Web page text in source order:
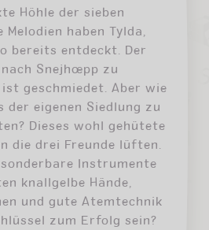
Höhle der sieben
haben Tylda,
bereits entdeckt. Der
Snejhœpp zu
geschmiedet. Aber wie
der eigenen Siedlung zu
Dieses wohl gehütete
die drei Freunde lüften.
sonderbare Instrumente
knallgelbe Hände,
und gute Atemtechnik
zum Erfolg sein?